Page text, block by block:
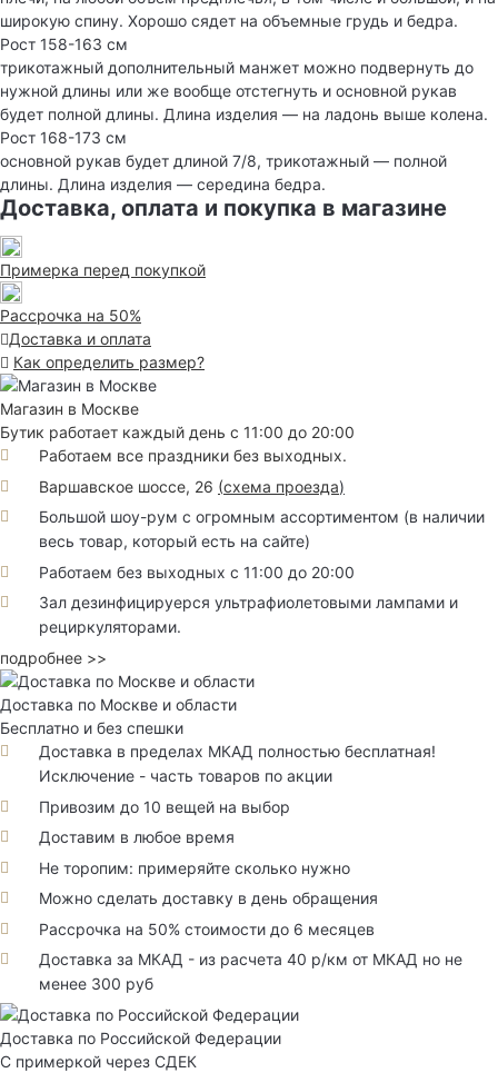
широкую спину. Хорошо сядет на объемные грудь и бедра.
Рост 158-163 см
трикотажный дополнительный манжет можно подвернуть до
нужной длины или же вообще отстегнуть и основной рукав
будет полной длины. Длина изделия — на ладонь выше колена.
Рост 168-173 см
основной рукав будет длиной 7/8, трикотажный — полной
длины. Длина изделия — середина бедра.
Доставка, оплата и покупка в магазине
Примерка перед покупкой
Рассрочка на 50%
Доставка и оплата
Как определить размер?
Магазин в Москве
Бутик работает каждый день с 11:00 до 20:00
Работаем все праздники без выходных.
Варшавское шоссе, 26 (схема проезда)
Большой шоу-рум с огромным ассортиментом (в наличии
весь товар, который есть на сайте)
Работаем без выходных с 11:00 до 20:00
Зал дезинфицируерся ультрафиолетовыми лампами и
рециркуляторами.
подробнее >>
Доставка по Москве и области
Бесплатно и без спешки
Доставка в пределах МКАД полностью бесплатная!
Исключение - часть товаров по акции
Привозим до 10 вещей на выбор
Доставим в любое время
Не торопим: примеряйте сколько нужно
Можно сделать доставку в день обращения
Рассрочка на 50% стоимости до 6 месяцев
Доставка за МКАД - из расчета 40 р/км от МКАД но не
менее 300 руб
Доставка по Российской Федерации
С примеркой через СДЕК